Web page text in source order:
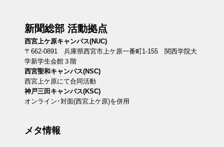
新聞総部 活動拠点
西宮上ケ原キャンパス(NUC)
〒662-0891 兵庫県西宮市上ケ原一番町1-155 関西学院大
学新学生会館３階
西宮聖和キャンパス(NSC)
西宮上ケ原にて合同活動
神戸三田キャンパス(KSC)
オンライン･対面(西宮上ケ原)を併用
メタ情報